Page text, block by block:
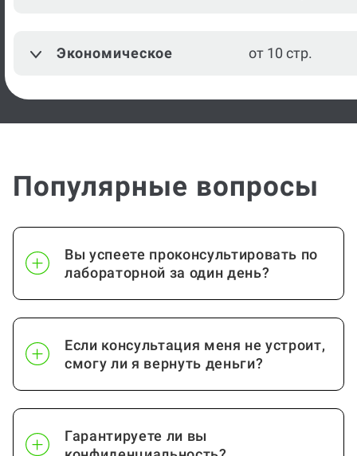
Экономическое от 10 стр.
Популярные вопросы
Вы успеете проконсультировать по
лабораторной за один день?
Если консультация меня не устроит,
смогу ли я вернуть деньги?
Гарантируете ли вы